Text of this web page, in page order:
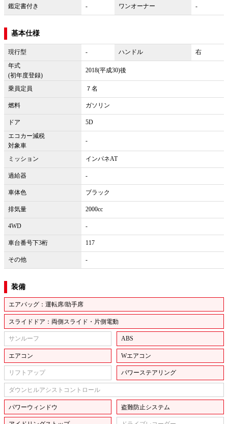
鑑定書付き - ワンオーナー -
基本仕様
現行型 - ハンドル
右
年式
(初年度登録)
2018(平成30)後
乗員定員 ７名
燃料 ガソリン
ドア
5D
エコカー減税
対象車
-
ミッション インパネAT
過給器 -
車体色 ブラック
排気量 2000cc
4WD -
車台番号下3桁 117
その他 -
装備
エアバッグ：運転席/助手席
スライドドア：両側スライド・片側電動
サンルーフ ABS
エアコン Wエアコン
リフトアップ パワーステアリング
ダウンヒルアシストコントロール
パワーウィンドウ 盗難防止システム